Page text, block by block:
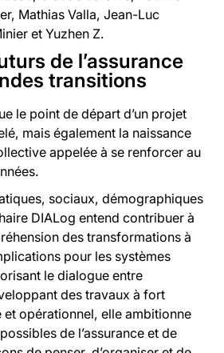
Mathias Valla, Jean-Luc
et Yuzhen Z.
de l’assurance
transitions
le point de départ d’un projet
mais également la naissance
appelée à se renforcer au
sociaux, démographiques
DIALog entend contribuer à
des transformations à
pour les systèmes
le dialogue entre
des travaux à fort
opérationnel, elle ambitionne
de l’assurance et de